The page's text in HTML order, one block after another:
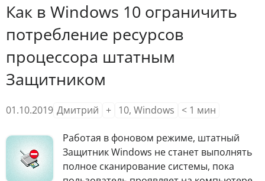
Как в Windows 10 ограничить
потребление ресурсов
процессора штатным
Защитником
01.10.2019 Дмитрий + 10, Windows < 1 мин
Работая в фоновом режиме, штатный
Защитник Windows не станет выполнять
полное сканирование системы, пока